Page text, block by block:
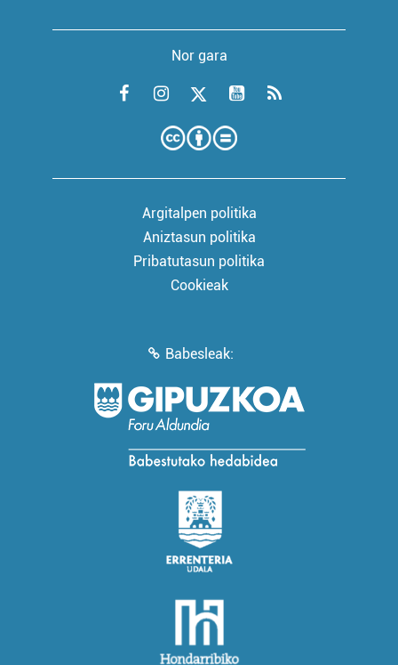
Nor gara
Argitalpen politika
Aniztasun politika
Pribatutasun politika
Cookieak
Babesleak: